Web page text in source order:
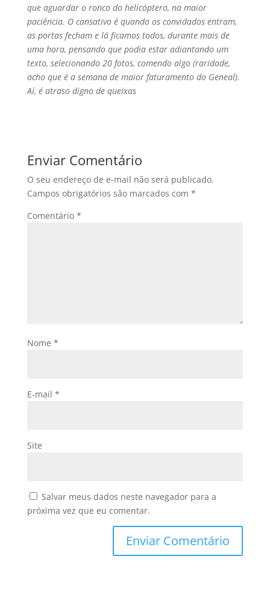
que aguardar o ronco do helicóptero, na maior
paciência. O cansativo é quando os convidados entram,
as portas fecham e lá ficamos todos, durante mais de
uma hora, pensando que podia estar adiantando um
texto, selecionando 20 fotos, comendo algo (raridade,
acho que é a semana de maior faturamento do Geneal).
Aí­, é atraso digno de queixas
Enviar Comentário
O seu endereço de e-mail não será publicado.
Campos obrigatórios são marcados com *
Comentário *
Nome *
E-mail *
Site
Salvar meus dados neste navegador para a
próxima vez que eu comentar.